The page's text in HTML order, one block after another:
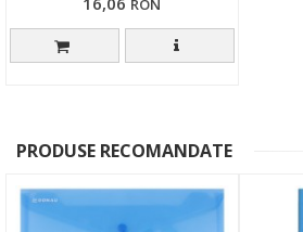
RON
PRODUSE RECOMANDATE